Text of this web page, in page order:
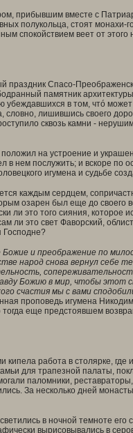
прибывшим вместе с
полукольца, стоят монахи-
спокойствием веет от этого
праздник Спасо-
памятник архитектуры
в том, чтó
лишившись своего
сквозь камни -
на устроение и
в нем послужить; и вскоре по
игумена и судьбе
каждым сердцем,
озарен был еще до своего
ли это того сияния, которое
это свет Фаворский,
Господне?
и преображение по
народ снова вернул себе
Божию в мир, чтобы этот
счастия мы с вами
проповедь игумена
еще предстоявшем
работа в столярке, где
для трапезной палаты,
паломники,
За несколько дней
в ночной темноте его
вырисовывались в